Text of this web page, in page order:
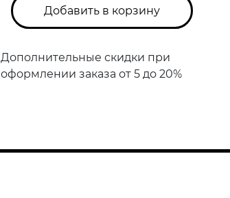
Добавить в корзину
Дополнительные скидки при
оформлении заказа от 5 до 20%